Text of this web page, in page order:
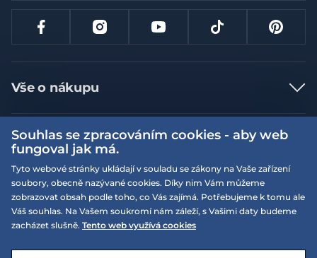
Vše o nákupu
Jak nakupovat
Nejčastější dotazy
Doprava a platba
Vrácení a výměna zboží
Reklamace
Velikostní tabulky
Více informací
Obchodní podmínky
Podmínky EQS věrnostního klubu
On-line katalogy
Naše prodejny
EQS Rudná
E-shop vytvořila a technicky zajišťujeSIMPLIA.cz
Souhlas se zpracováním cookies - aby web
fungoval jak má.
Tyto webové stránky ukládají v souladu se zákony na Vaše zařízení
soubory, obecně nazývané cookies. Díky nim Vám můžeme
zobrazovat obsah podle toho, co Vás zajímá. Potřebujeme k tomu ale
Váš souhlas. Na Vašem soukromí nám záleží, s Vašimi daty budeme
zacházet slušně. Tento web využívá cookies